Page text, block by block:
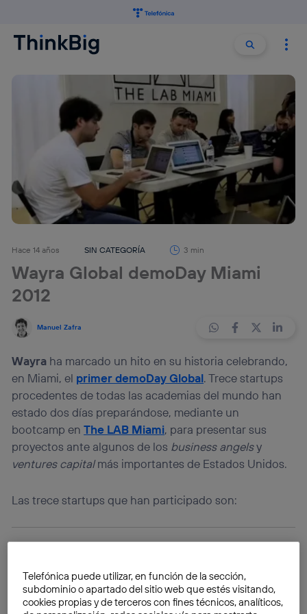
Buscar
Hace 14 años SIN CATEGORÍA 3 min
Wayra Global demoDay Miami
2012
Manuel Zafra
Wayra ha marcado un hito en su historia celebrando,
en Miami, el primer demoDay Global. Trece startups
procedentes de todas las academias del mundo han
estado dos días preparándose, mediante un
bootcamp enThe LAB Miami, para presentar sus
proyectos ante algunos de los business angelsy
ventures capitalmás importantes de Estados Unidos.
Las trece startups que han participado son:
Telefónica puede utilizar, en función de la sección,
subdominio o apartado del sitio web que estés visitando,
cookies propias y de terceros con fines técnicos, analíticos,